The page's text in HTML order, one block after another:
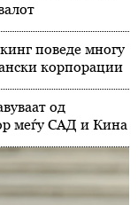
поведе многу
корпорации
од
меѓу САД и Кина